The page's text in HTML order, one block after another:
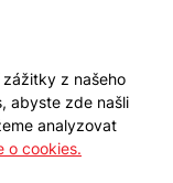
nás
z našeho
abyste zde našli
analyzovat
o cookies.